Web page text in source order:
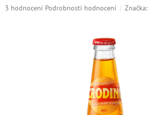
Průměrné
3 hodnocení Podrobnosti hodnocení Značka: